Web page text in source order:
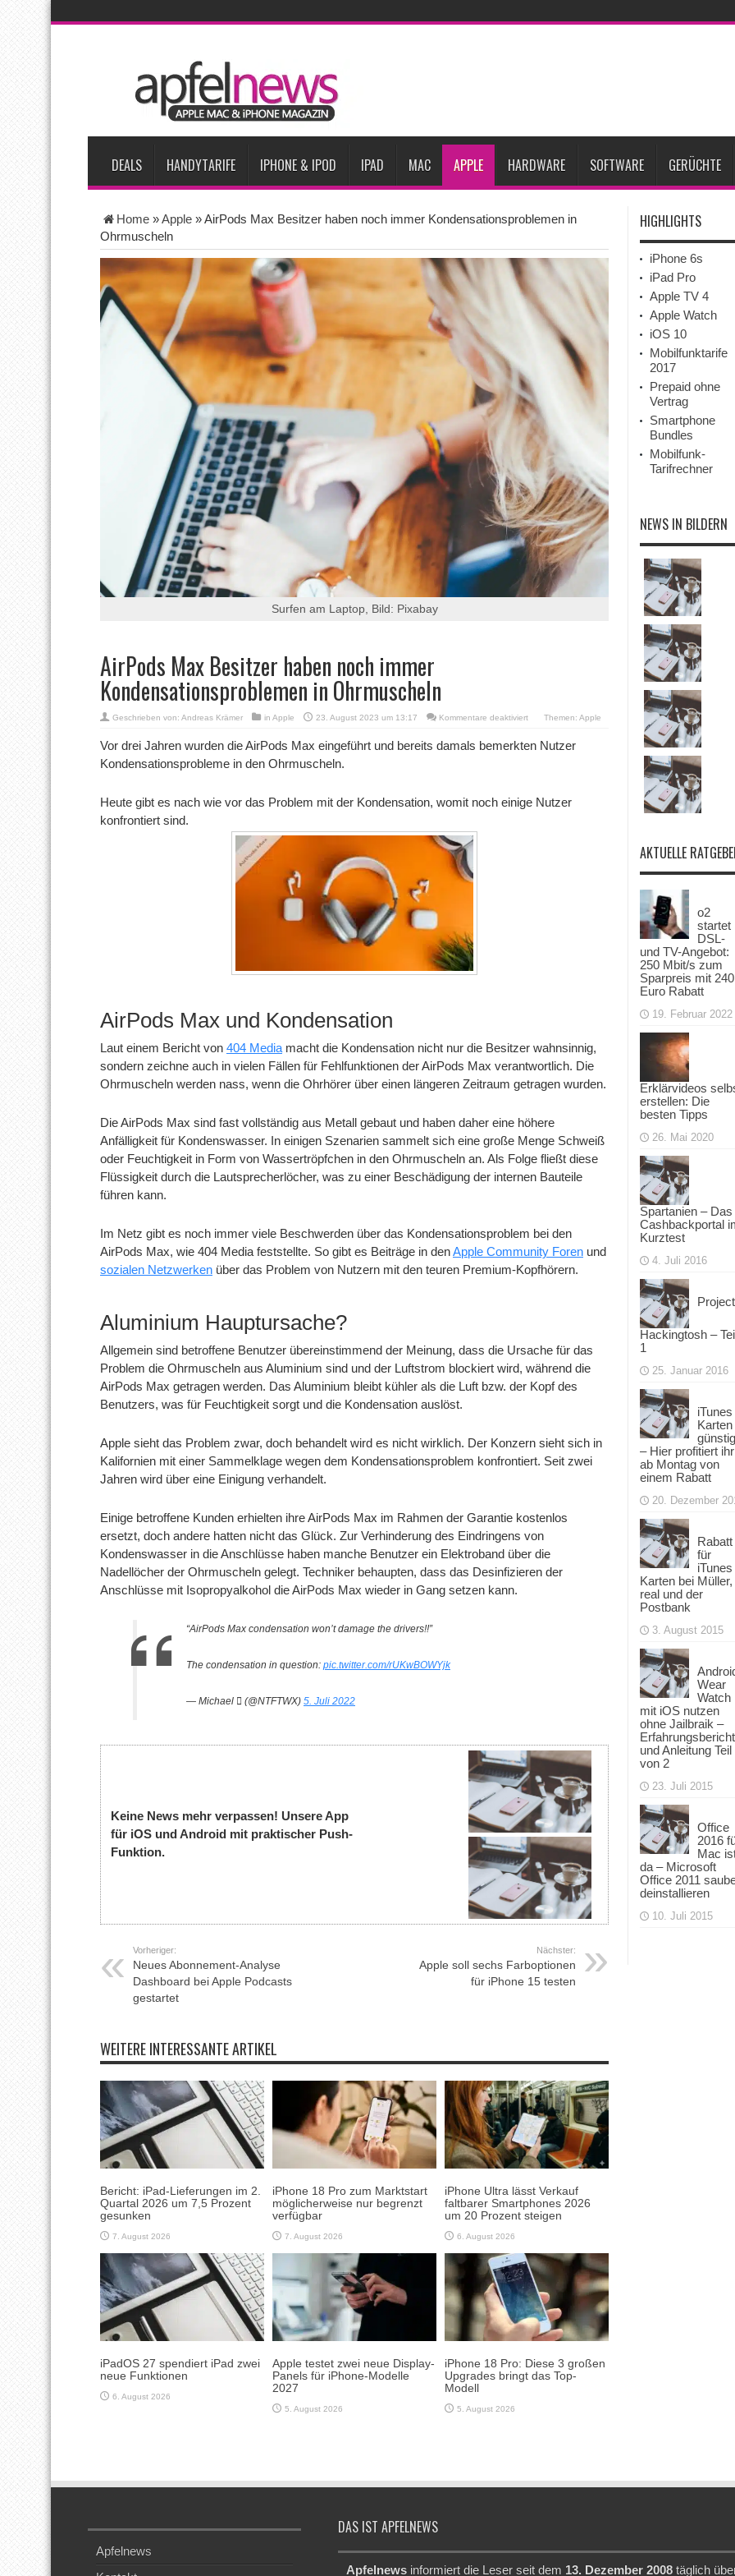
Bericht: iPad-Lieferungen im 2. Quartal 2026 um 7,5 Prozent gesunken
Vom iPad-Design zum eigenen T-Shirt: Checkliste für Apple-Kreative
Apple testet zwei neue Display-Panels für iPhone-Modelle 2027
Apples Smartbrille könnte das nächste große Gesundheits-Gadget werden Apple übernimmt Softwarefirma PlasmaSolve iPhone Air 2 für
DEALS HANDYTARIFE IPHONE & IPOD IPAD MAC APPLE HARDWARE SOFTWARE GERÜCHTE
Home »Apple »AirPods Max Besitzer haben noch immer Kondensationsproblemen in
Ohrmuscheln
Surfen am Laptop, Bild: Pixabay
AirPods Max Besitzer haben noch immer
Kondensationsproblemen in Ohrmuscheln
Geschrieben von: Andreas Krämer in Apple 23. August 2023 um 13:17 Kommentare deaktiviertfür
Max
Besitzer
Kondensationsproblemen
in
Themen: Apple
Vor drei Jahren wurden die AirPods Max eingeführt und bereits damals bemerkten Nutzer
Kondensationsprobleme in den Ohrmuscheln.
Heute gibt es nach wie vor das Problem mit der Kondensation, womit noch einige Nutzer
konfrontiert sind.
AirPods Max und Kondensation
Laut einem Bericht von 404 Media macht die Kondensation nicht nur die Besitzer wahnsinnig,
sondern zeichne auch in vielen Fällen für Fehlfunktionen der AirPods Max verantwortlich. Die
Ohrmuscheln werden nass, wenn die Ohrhörer über einen längeren Zeitraum getragen wurden.
Die AirPods Max sind fast vollständig aus Metall gebaut und haben daher eine höhere
Anfälligkeit für Kondenswasser. In einigen Szenarien sammelt sich eine große Menge Schweiß
oder Feuchtigkeit in Form von Wassertröpfchen in den Ohrmuscheln an. Als Folge fließt diese
Flüssigkeit durch die Lautsprecherlöcher, was zu einer Beschädigung der internen Bauteile
führen kann.
Im Netz gibt es noch immer viele Beschwerden über das Kondensationsproblem bei den
AirPods Max, wie 404 Media feststellte. So gibt es Beiträge in denApple Community Foren und
sozialen Netzwerken über das Problem von Nutzern mit den teuren Premium-Kopfhörern.
Aluminium Hauptursache?
Allgemein sind betroffene Benutzer übereinstimmend der Meinung, dass die Ursache für das
Problem die Ohrmuscheln aus Aluminium sind und der Luftstrom blockiert wird, während die
AirPods Max getragen werden. Das Aluminium bleibt kühler als die Luft bzw. der Kopf des
Benutzers, was für Feuchtigkeit sorgt und die Kondensation auslöst.
Apple sieht das Problem zwar, doch behandelt wird es nicht wirklich. Der Konzern sieht sich in
Kalifornien mit einer Sammelklage wegen dem Kondensationsproblem konfrontiert. Seit zwei
Jahren wird über eine Einigung verhandelt.
Einige betroffene Kunden erhielten ihre AirPods Max im Rahmen der Garantie kostenlos
ersetzt, doch andere hatten nicht das Glück. Zur Verhinderung des Eindringens von
Kondenswasser in die Anschlüsse haben manche Benutzer ein Elektroband über die
Nadellöcher der Ohrmuscheln gelegt. Techniker behaupten, dass das Desinfizieren der
Anschlüsse mit Isopropyalkohol die AirPods Max wieder in Gang setzen kann.
“AirPods Max condensation won’t damage the drivers!!”
The condensation in question: pic.twitter.com/rUKwBOWYjk
— Michael  (@NTFTWX) 5. Juli 2022
Keine News mehr verpassen! Unsere App
für iOS und Android mit praktischer Push-
Funktion.
Vorheriger:
Neues Abonnement-Analyse
Dashboard bei Apple Podcasts
gestartet
Nächster:
Apple soll sechs Farboptionen
für iPhone 15 testen
WEITERE INTERESSANTE ARTIKEL
Bericht: iPad-Lieferungen im 2.
Quartal 2026 um 7,5 Prozent
gesunken
7. August 2026
iPhone 18 Pro zum Marktstart
möglicherweise nur begrenzt
verfügbar
7. August 2026
iPhone Ultra lässt Verkauf
faltbarer Smartphones 2026
um 20 Prozent steigen
6. August 2026
iPadOS 27 spendiert iPad zwei
neue Funktionen
6. August 2026
Apple testet zwei neue Display-
Panels für iPhone-Modelle
2027
5. August 2026
iPhone 18 Pro: Diese 3 großen
Upgrades bringt das Top-
Modell
5. August 2026
HIGHLIGHTS
iPhone 6s
iPad Pro
Apple TV 4
Apple Watch
iOS 10
Mobilfunktarife
2017
Prepaid ohne
Vertrag
Smartphone
Bundles
Mobilfunk-
Tarifrechner
NEWS IN BILDERN
AKTUELLE
o2
startet
DSL-
und TV-Angebot:
250 Mbit/s zum
Sparpreis mit 240
Euro Rabatt
19. Februar 2022
Erklärvideos
erstellen: Die
besten Tipps
26. Mai 2020
Spartanien – Das
Cashbackportal
Kurztest
4. Juli 2016
Project
Hackingtosh –
1
25. Januar 2016
iTunes
Karten
– Hier profitiert ihr
ab Montag von
einem Rabatt
20. Dezember
Rabatt
für
iTunes
Karten bei Müller,
real und der
Postbank
3. August 2015
Wear
Watch
mit iOS nutzen
ohne Jailbraik –
Erfahrungsbericht
und Anleitung Teil
von 2
23. Juli 2015
Office
2016
Mac
da – Microsoft
Office 2011
deinstallieren
10. Juli 2015
Apfelnews
DAS IST APFELNEWS
Apfelnews informiert die Leser seit dem 13. Dezember 2008 täglich